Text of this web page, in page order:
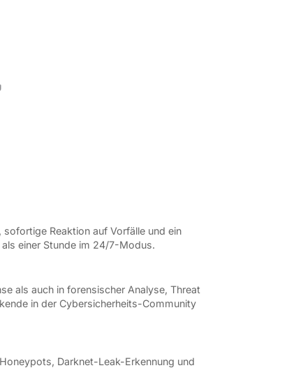
Reaktion auf Vorfälle und ein
einer Stunde im 24/7-Modus.
als auch in forensischer Analyse, Threat
in der Cybersicherheits-Community
Darknet-Leak-Erkennung und